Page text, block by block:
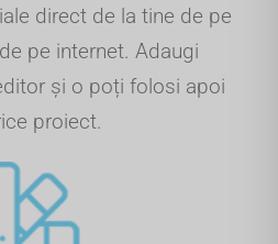
direct de la tine de pe
pe internet. Adaugi
și o poți folosi apoi
proiect.